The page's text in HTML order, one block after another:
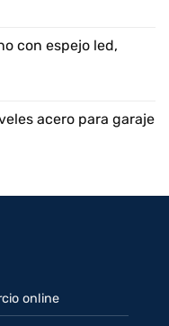
con espejo led,
acero para garaje
online